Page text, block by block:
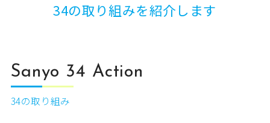
34の取り組みを紹介します
Sanyo 34 Action
34の取り組み